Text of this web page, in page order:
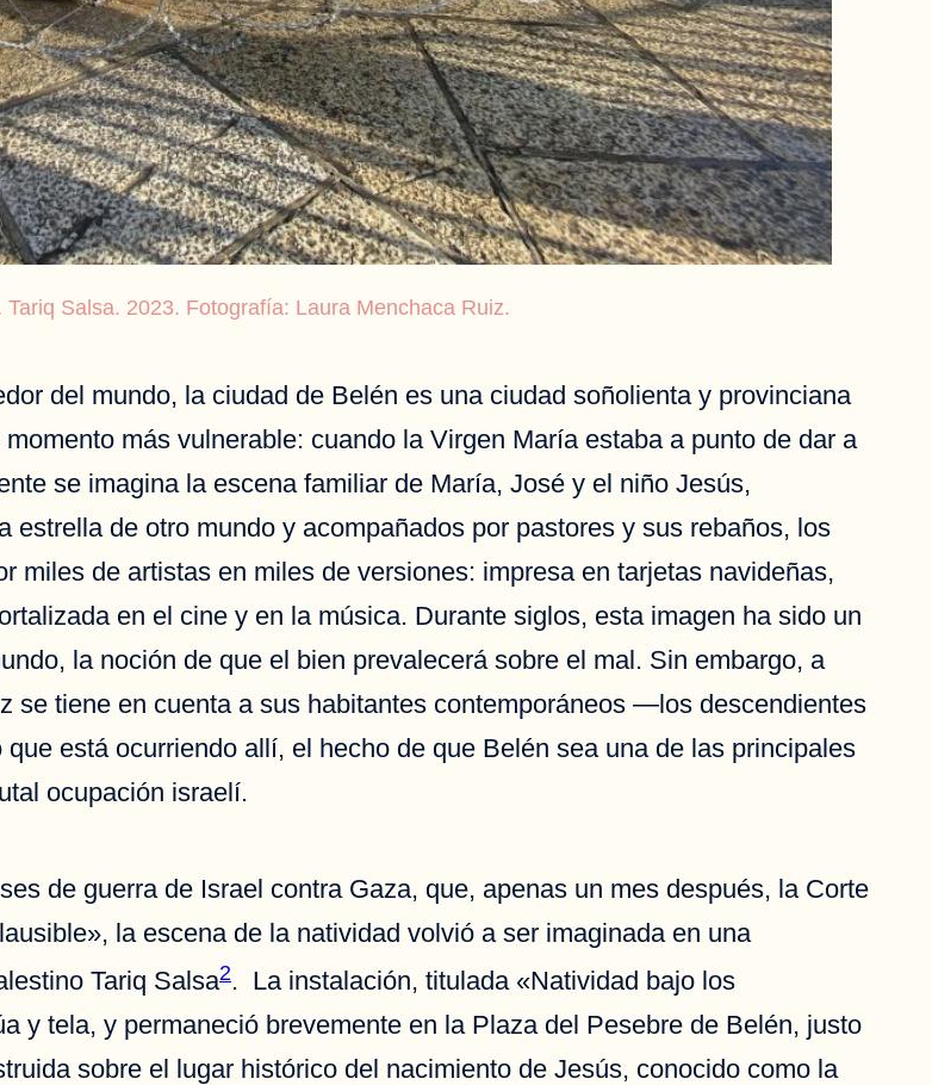
Tariq Salsa. 2023. Fotografía: Laura Menchaca Ruiz.
del mundo, la ciudad de Belén es una ciudad soñolienta y provinciana
más vulnerable: cuando la Virgen María estaba a punto de dar a
se imagina la escena familiar de María, José y el niño Jesús,
de otro mundo y acompañados por pastores y sus rebaños, los
miles de artistas en miles de versiones: impresa en tarjetas navideñas,
en el cine y en la música. Durante siglos, esta imagen ha sido un
la noción de que el bien prevalecerá sobre el mal. Sin embargo, a
se tiene en cuenta a sus habitantes contemporáneos —los descendientes
está ocurriendo allí, el hecho de que Belén sea una de las principales
ocupación israelí.
de guerra de Israel contra Gaza, que, apenas un mes después, la Corte
la escena de la natividad volvió a ser imaginada en una
Tariq Salsa2. La instalación, titulada «Natividad bajo los
y tela, y permaneció brevemente en la Plaza del Pesebre de Belén, justo
sobre el lugar histórico del nacimiento de Jesús, conocido como la